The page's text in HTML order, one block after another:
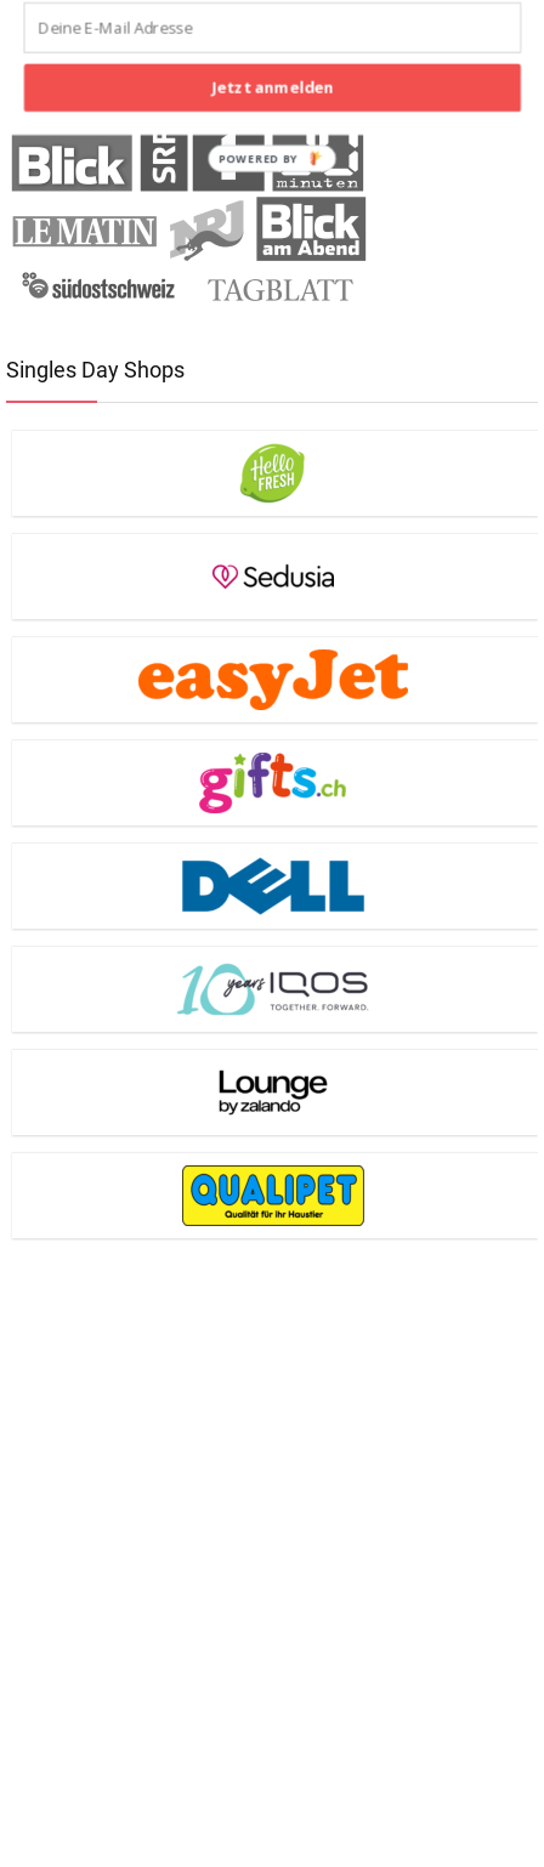
Bekannt durch
Singles Day Shops
Jetzt anmelden
POWERED BY